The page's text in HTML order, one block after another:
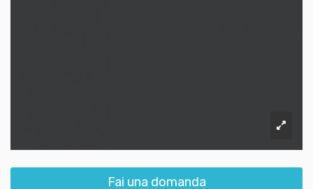
Fai una domanda